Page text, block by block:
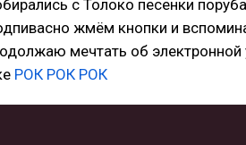
с Толоко песенки
жмём кнопки и
мечтать об электронной
РОК РОК РОК